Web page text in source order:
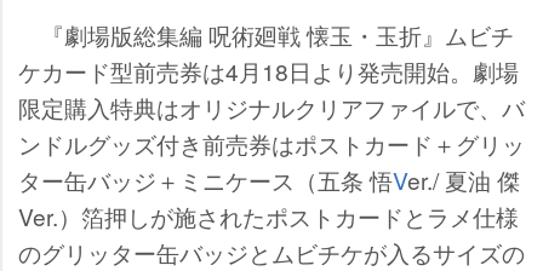
『劇場版総集編 呪術廻戦 懐玉・玉折』ムビチ
ケカード型前売券は4月18日より発売開始。劇場
限定購入特典はオリジナルクリアファイルで、バ
ンドルグッズ付き前売券はポストカード＋グリッ
ター缶バッジ＋ミニケース（五条 悟Ver./ 夏油 傑
Ver.）箔押しが施されたポストカードとラメ仕様
のグリッター缶バッジとムビチケが入るサイズの